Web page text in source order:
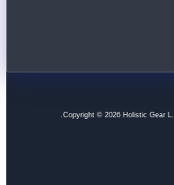
Copyright © 2026 Holistic Gear